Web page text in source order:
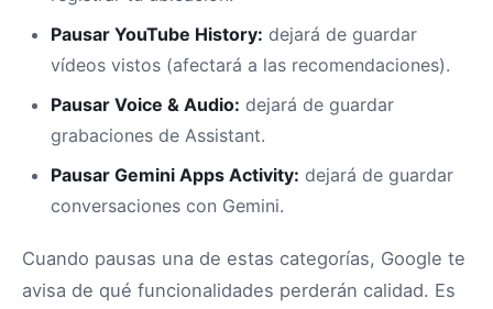
Pausar YouTube History: dejará de guardar
vídeos vistos (afectará a las recomendaciones).
Pausar Voice & Audio: dejará de guardar
grabaciones de Assistant.
Pausar Gemini Apps Activity: dejará de guardar
conversaciones con Gemini.
Cuando pausas una de estas categorías, Google te
avisa de qué funcionalidades perderán calidad. Es